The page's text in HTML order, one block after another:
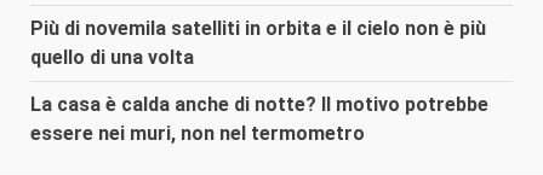
Più di novemila satelliti in orbita e il cielo non è più
quello di una volta
La casa è calda anche di notte? Il motivo potrebbe
essere nei muri, non nel termometro